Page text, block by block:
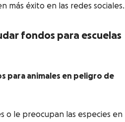
más éxito en las redes sociales.
fondos para escuelas
para animales en peligro de
o le preocupan las especies en